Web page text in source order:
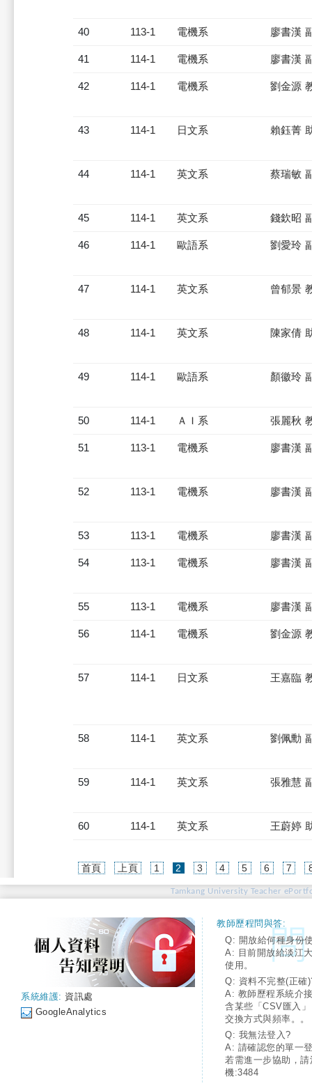
40 113-1 電機系 廖書漢
41 114-1 電機系 廖書漢
42 114-1 電機系 劉金源
43 114-1 日文系 賴鈺菁
44 114-1 英文系 蔡瑞敏
45 114-1 英文系 錢欽昭
46 114-1 歐語系 劉愛玲
47 114-1 英文系 曾郁景
48 114-1 英文系 陳家倩
49 114-1 歐語系 顏徽玲
50 114-1 ＡＩ系 張麗秋
51 113-1 電機系 廖書漢
52 113-1 電機系 廖書漢
53 113-1 電機系 廖書漢
54 113-1 電機系 廖書漢
55 113-1 電機系 廖書漢
56 114-1 電機系 劉金源
57 114-1 日文系 王嘉臨
58 114-1 英文系 劉佩勳
59 114-1 英文系 張雅慧
60 114-1 英文系 王蔚婷
首頁 上頁 1 2 (current)
3 4 5 6 7
Tamkang University Teacher
系統維護: 資訊處
GoogleAnalytics
教師歷程問與答:
Q: 開放給何種身份
A: 目前開放給淡江
使用。
Q: 資料不完整(正確
A: 教師歷程系統介
含某些「CSV匯入
交換方式與頻率。。
Q: 我無法登入?
A: 請確認您的單一
若需進一步協助，
機:3484